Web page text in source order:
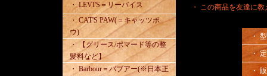
・ LEVI'S＝リーバイス
・ CAT'S PAW(＝キャッツポ
ウ)
・ 【グリース/ポマード等の整
髪料など】
・ Barbour＝バブアー(※日本正
・
この商品を友達に教
・
・
・